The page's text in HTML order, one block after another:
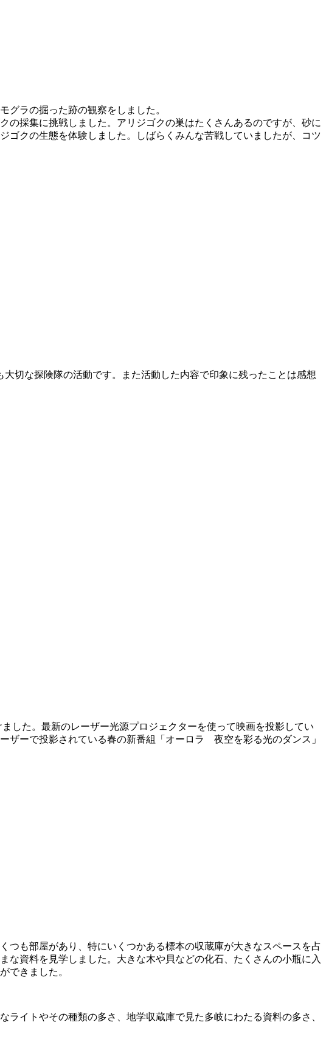
ラの掘った跡の観察をしました。
採集に挑戦しました。アリジゴクの巣はたくさんあるのですが、砂に
ゴクの生態を体験しました。しばらくみんな苦戦していましたが、コツ
切な探険隊の活動です。また活動した内容で印象に残ったことは感想
した。最新のレーザー光源プロジェクターを使って映画を投影してい
ザーで投影されている春の新番組「オーロラ 夜空を彩る光のダンス」
も部屋があり、特にいくつかある標本の収蔵庫が大きなスペースを占
資料を見学しました。大きな木や貝などの化石、たくさんの小瓶に入
できました。
イトやその種類の多さ、地学収蔵庫で見た多岐にわたる資料の多さ、